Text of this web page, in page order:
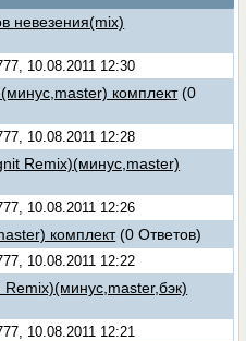
невезения(mix)
10.08.2011 12:30
комплект (0
10.08.2011 12:28
Remix)(минус,master)
10.08.2011 12:26
комплект (0 Ответов)
10.08.2011 12:22
10.08.2011 12:21